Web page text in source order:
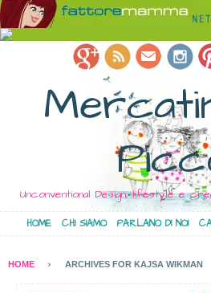
Unconventional Design, lifestyle e
HOME CHI SIAMO PARLANO DI NOI
HOME ARCHIVES FOR KAJSA WIKMAN